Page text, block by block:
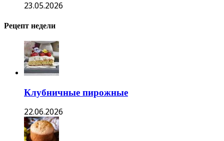
23.05.2026
Рецепт недели
Клубничные пирожные
22.06.2026